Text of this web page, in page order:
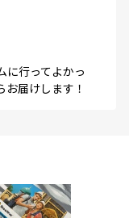
に行ってよかっ
届けします！